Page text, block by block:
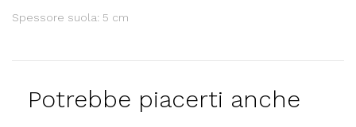
Spessore suola: 5 cm
Potrebbe piacerti anche